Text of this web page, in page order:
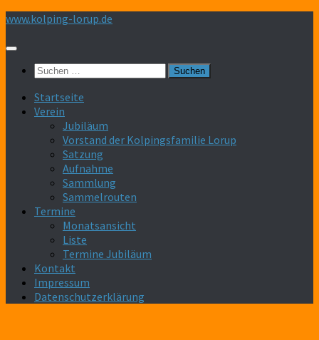
Zum
springen
www.kolping-lorup.de
Suchen
Startseite
Verein
Jubiläum
Vorstand der Kolpingsfamilie Lorup
Satzung
Aufnahme
Sammlung
Sammelrouten
Termine
Monatsansicht
Liste
Termine Jubiläum
Kontakt
Impressum
Datenschutzerklärung